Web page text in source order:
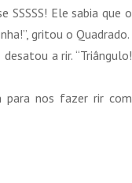
SSSSS! Ele sabia que o
gritou o Quadrado.
a rir. “Triângulo!
para nos fazer rir com